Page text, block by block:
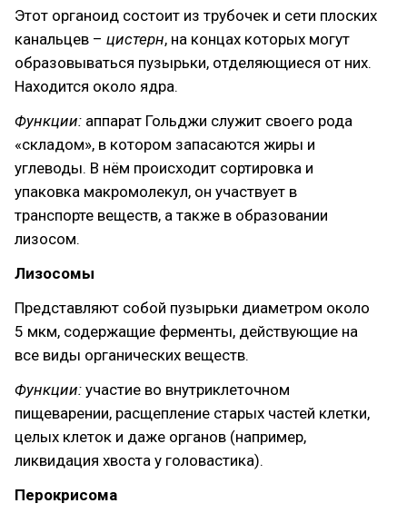
Этот органоид состоит из трубочек и сети плоских
канальцев – цистерн, на концах которых могут
образовываться пузырьки, отделяющиеся от них.
Находится около ядра.
Функции: аппарат Гольджи служит своего рода
«складом», в котором запасаются жиры и
углеводы. В нём происходит сортировка и
упаковка макромолекул, он участвует в
транспорте веществ, а также в образовании
лизосом.
Лизосомы
Представляют собой пузырьки диаметром около
5 мкм, содержащие ферменты, действующие на
все виды органических веществ.
Функции: участие во внутриклеточном
пищеварении, расщепление старых частей клетки,
целых клеток и даже органов (например,
ликвидация хвоста у головастика).
Перокрисома